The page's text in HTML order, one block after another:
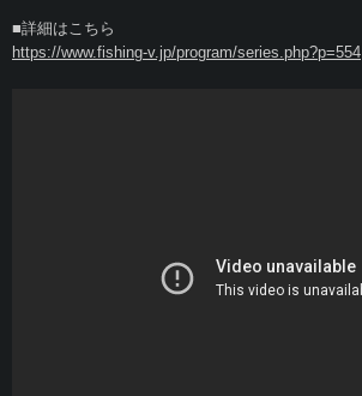
■詳細はこちら
https://www.fishing-v.jp/program/series.php?p=554